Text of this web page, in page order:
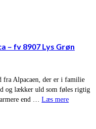
– fv 8907 Lys Grøn
fra Alpacaen, der er i familie
og lækker uld som føles rigtig
end … Læs mere